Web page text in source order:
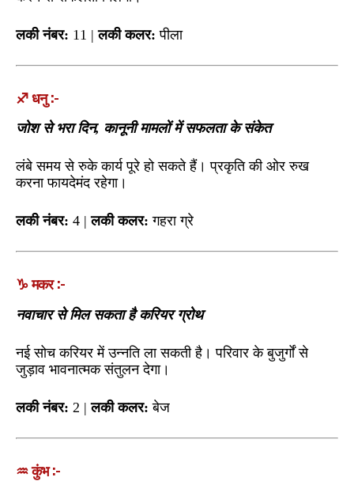
लकी नंबर: 11 |लकी कलर: पीला
♐ धनु :-
जोश से भरा दिन, कानूनी मामलों में सफलता के संकेत
लंबे समय से रुके कार्य पूरे हो सकते हैं। प्रकृति की ओर रुख
करना फायदेमंद रहेगा।
लकी नंबर: 4 |लकी कलर: गहरा ग्रे
♑ मकर :-
नवाचार से मिल सकता है करियर ग्रोथ
नई सोच करियर में उन्नति ला सकती है। परिवार के बुजुर्गों से
जुड़ाव भावनात्मक संतुलन देगा।
लकी नंबर: 2 |लकी कलर: बेज
♒ कुंभ :-